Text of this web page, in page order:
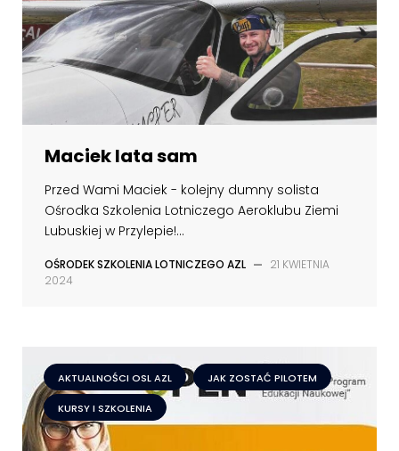
Maciek lata sam
Przed Wami Maciek - kolejny dumny solista
Ośrodka Szkolenia Lotniczego Aeroklubu Ziemi
Lubuskiej w Przylepie!...
OŚRODEK SZKOLENIA LOTNICZEGO AZL — 21 KWIETNIA
2024
AKTUALNOŚCI OSL AZL JAK ZOSTAĆ PILOTEM
KURSY I SZKOLENIA